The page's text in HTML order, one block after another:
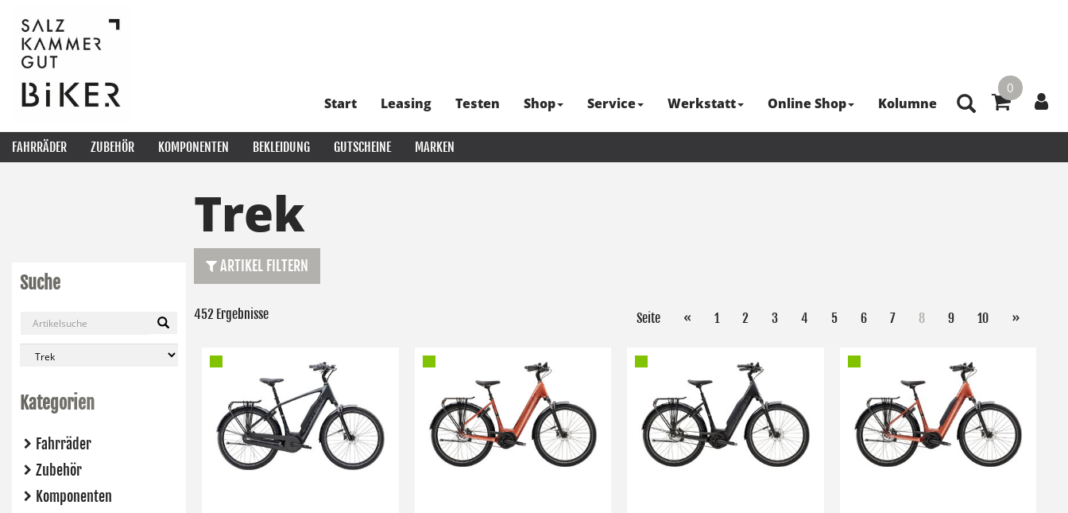
0
Start Leasing Testen Shop Service Werkstatt Online Shop Kolumne
FAHRRÄDER ZUBEHÖR KOMPONENTEN BEKLEIDUNG GUTSCHEINE MARKEN
Suche
Kategorien
Fahrräder
Zubehör
Komponenten
Trek
ARTIKEL FILTERN
Seite « 1 2 3 4 5 6 7 8 9 10 »
452 Ergebnisse